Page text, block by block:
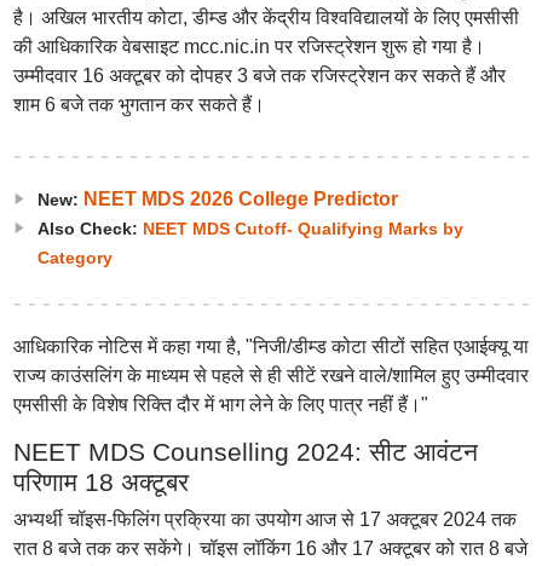
है। अखिल भारतीय कोटा, डीम्ड और केंद्रीय विश्वविद्यालयों के लिए एमसीसी
की आधिकारिक वेबसाइट mcc.nic.in पर रजिस्ट्रेशन शुरू हो गया है।
उम्मीदवार 16 अक्टूबर को दोपहर 3 बजे तक रजिस्ट्रेशन कर सकते हैं और
शाम 6 बजे तक भुगतान कर सकते हैं।
New: NEET MDS 2026 College Predictor
Also Check: NEET MDS Cutoff- Qualifying Marks by
Category
आधिकारिक नोटिस में कहा गया है, "निजी/डीम्ड कोटा सीटों सहित एआईक्यू या
राज्य काउंसलिंग के माध्यम से पहले से ही सीटें रखने वाले/शामिल हुए उम्मीदवार
एमसीसी के विशेष रिक्ति दौर में भाग लेने के लिए पात्र नहीं हैं।"
NEET MDS Counselling 2024: सीट आवंटन
परिणाम 18 अक्टूबर
अभ्यर्थी चॉइस-फिलिंग प्रक्रिया का उपयोग आज से 17 अक्टूबर 2024 तक
रात 8 बजे तक कर सकेंगे। चॉइस लॉकिंग 16 और 17 अक्टूबर को रात 8 बजे